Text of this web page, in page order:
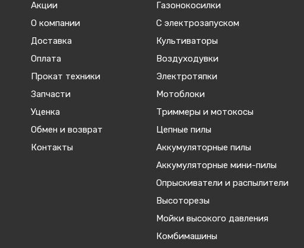
Акции
О компании
Доставка
Оплата
Прокат техники
Запчасти
Уценка
Обмен и возврат
Контакты
Газонокосилки
С электрозапуском
Культиваторы
Воздуходувки
Электротяпки
Мотоблоки
Триммеры и мотокосы
Цепные пилы
Аккумуляторные пилы
Аккумуляторные мини-пилы
Опрыскиватели и распылители
Высоторезы
Мойки высокого давления
Комбимашины